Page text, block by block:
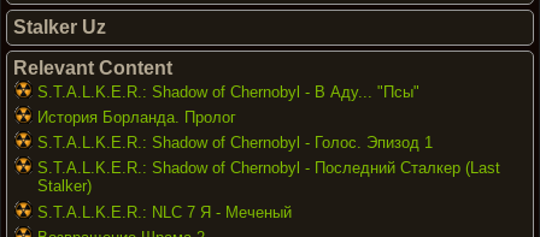
Stalker Uz
Relevant Content
S.T.A.L.K.E.R.: Shadow of Chernobyl - В Аду... "Псы"
История Борланда. Пролог
S.T.A.L.K.E.R.: Shadow of Chernobyl - Голос. Эпизод 1
S.T.A.L.K.E.R.: Shadow of Chernobyl - Последний Сталкер (Last
Stalker)
S.T.A.L.K.E.R.: NLC 7 Я - Меченый